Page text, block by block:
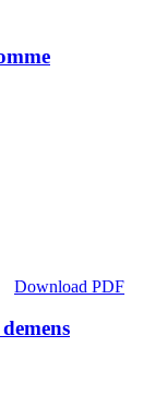
Download PDF